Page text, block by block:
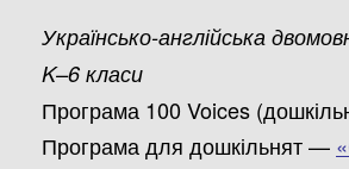
Українсько-англійська
K–6 класи
Програма 100 Voices
Програма для дошкільнят —